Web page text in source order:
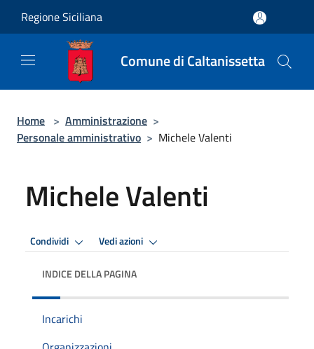
Regione Siciliana
Comune di Caltanissetta
Home > Amministrazione >
Personale amministrativo > Michele Valenti
Michele Valenti
Condividi Vedi azioni
INDICE DELLA PAGINA
Incarichi